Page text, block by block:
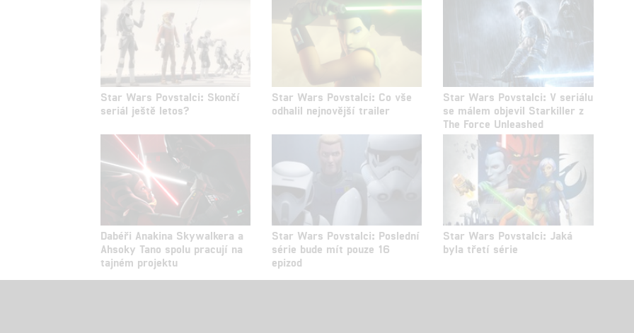
Star Wars Povstalci: Skončí
seriál ještě letos?
Star Wars Povstalci: Co vše
odhalil nejnovější trailer
Star Wars Povstalci: V seriálu
se málem objevil Starkiller z
The Force Unleashed
Dabéři Anakina Skywalkera a
Ahsoky Tano spolu pracují na
tajném projektu
Star Wars Povstalci: Poslední
série bude mít pouze 16
epizod
Star Wars Povstalci: Jaká
byla třetí série